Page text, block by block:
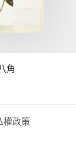
角
權政策